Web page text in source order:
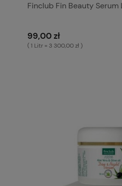
Finclub Fin Beauty
99,00 zł
( 1 Litr = 3 300,00 zł )